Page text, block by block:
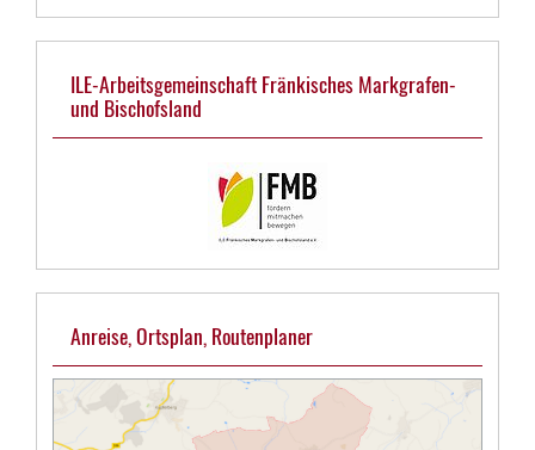
ILE-Arbeitsgemeinschaft Fränkisches Markgrafen-
und Bischofsland
Anreise, Ortsplan, Routenplaner